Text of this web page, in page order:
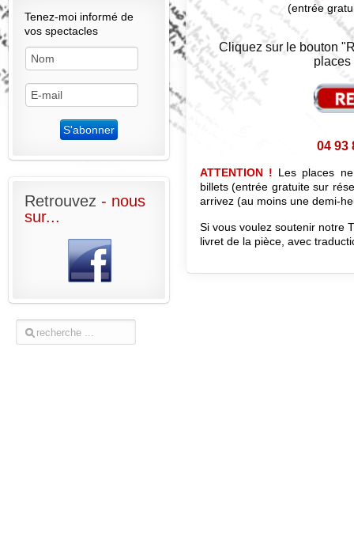
(entrée
Cliquez sur le bouton
places
04 93
ATTENTION ! Les places
billets (entrée gratuite sur
arrivez (au moins une demi-
Si vous voulez soutenir notre
livret de la pièce, avec
Tenez-moi informé de
vos spectacles
Retrouvez - nous
sur...